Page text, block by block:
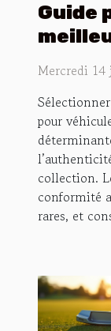
Guide
anciens
Mercredi 14
pour
collection.
conformité
rares, et